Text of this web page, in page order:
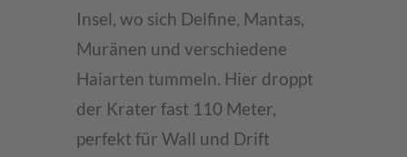
Insel, wo sich Delfine, Mantas,
Muränen und verschiedene
Haiarten tummeln. Hier droppt
der Krater fast 110 Meter,
perfekt für Wall und Drift